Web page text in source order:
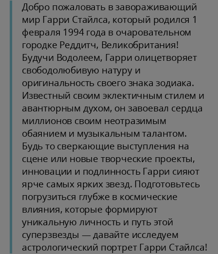
Добро пожаловать в завораживающий
мир Гарри Стайлса, который родился 1
февраля 1994 года в очаровательном
городке Реддитч, Великобритания!
Будучи Водолеем, Гарри олицетворяет
свободолюбивую натуру и
оригинальность своего знака зодиака.
Известный своим эклектичным стилем и
авантюрным духом, он завоевал сердца
миллионов своим неотразимым
обаянием и музыкальным талантом.
Будь то сверкающие выступления на
сцене или новые творческие проекты,
инновации и подлинность Гарри сияют
ярче самых ярких звезд. Подготовьтесь
погрузиться глубже в космические
влияния, которые формируют
уникальную личность и путь этой
суперзвезды — давайте исследуем
астрологический портрет Гарри Стайлса!